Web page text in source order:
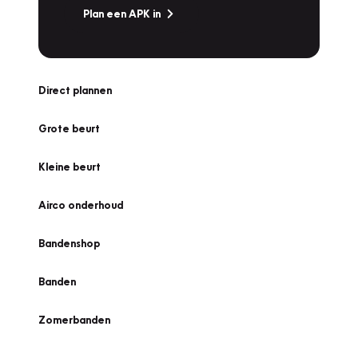
Plan een APK in
Direct plannen
Grote beurt
Kleine beurt
Airco onderhoud
Bandenshop
Banden
Zomerbanden